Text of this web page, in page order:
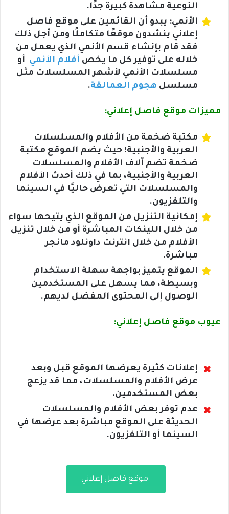
النوعية مشاهدة كبيرة جدًا.
الأنمي: يبدو أن القائمين على موقع فاصل
إعلاني ينشدون موقعًا متكاملًا ومن أجل ذلك
فقد قام بإنشاء قسم الأنمي الذي يعمل من
خلاله على توفير كل ما يخص أفلام الأنمي أو
مسلسلات الأنمي لأشهر المسلسلات مثل
مسلسل هجوم العمالقة.
مميزات موقع فاصل إعلاني:
مكتبة ضخمة من الأفلام والمسلسلات
العربية والأجنبية؛ حيث يضم الموقع مكتبة
ضخمة تضم آلاف الأفلام والمسلسلات
العربية والأجنبية، بما في ذلك أحدث الأفلام
والمسلسلات التي تعرض حاليًا في السينما
والتلفزيون.
إمكانية التنزيل من الموقع الذي يتيحها سواء
من خلال اللينكات المباشرة أو من خلال تنزيل
الأفلام من خلال انترنت داونلود مانجر
مباشرة.
الموقع يتميز بواجهة سهلة الاستخدام
وبسيطة، مما يسهل على المستخدمين
الوصول إلى المحتوى المفضل لديهم.
عيوب موقع فاصل إعلاني:
إعلانات كثيرة يعرضها الموقع قبل وبعد
عرض الأفلام والمسلسلات، مما قد يزعج
بعض المستخدمين.
عدم توفر بعض الأفلام والمسلسلات
الحديثة على الموقع مباشرة بعد عرضها في
السينما أو التلفزيون.
موقع فاصل إعلاني